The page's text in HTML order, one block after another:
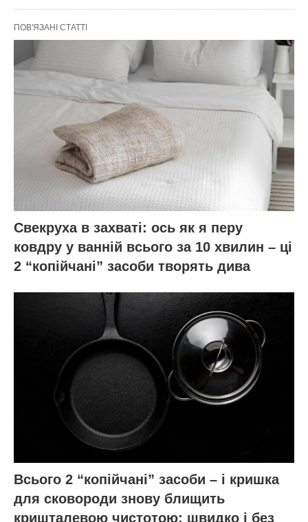
ПОВ'ЯЗАНІ СТАТТІ
Свекруха в захваті: ось як я перу
ковдру у ванній всього за 10 хвилин – ці
2 “копійчані” засоби творять дива
Всього 2 “копійчані” засоби – і кришка
для сковороди знову блищить
кришталевою чистотою: швидко і без